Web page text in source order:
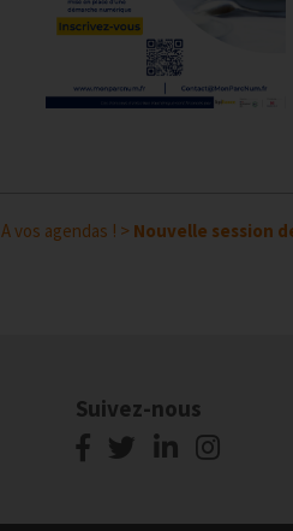
A vos agendas ! > Nouvelle session
Suivez-nous